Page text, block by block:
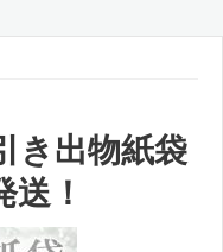
き出物紙袋
！